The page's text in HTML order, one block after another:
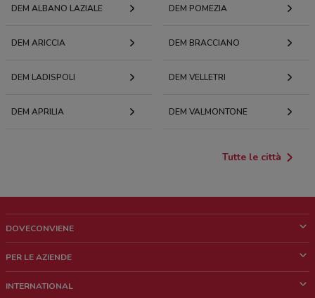
DEM ALBANO LAZIALE DEM POMEZIA
DEM ARICCIA DEM BRACCIANO
DEM LADISPOLI DEM VELLETRI
DEM APRILIA DEM VALMONTONE
Tutte le città
DOVECONVIENE
Chi siamo
PER LE AZIENDE
INTERNATIONAL